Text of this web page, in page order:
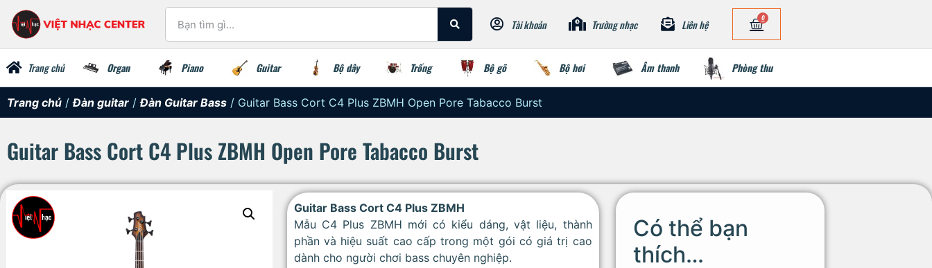
Tài khoản Trường nhạc Liên hệ 0
Trang chủ Organ Piano Guitar Bộ dây Trống Bộ gõ Bộ hơi Âm thanh Phòng thu
Trang chủ /Đàn guitar /Đàn Guitar Bass / Guitar Bass Cort C4 Plus ZBMH Open Pore Tabacco Burst
Guitar Bass Cort C4 Plus ZBMH Open Pore Tabacco Burst
Guitar Bass Cort C4 Plus ZBMH
Mẫu C4 Plus ZBMH mới có kiểu dáng, vật liệu, thành
phần và hiệu suất cao cấp trong một gói có giá trị cao
dành cho người chơi bass chuyên nghiệp.
Có thể bạn
thích…